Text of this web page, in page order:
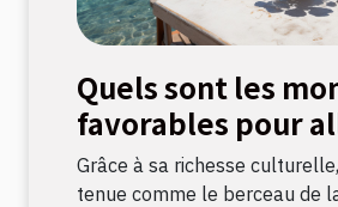
Quels sont les
favorables pour
Grèce ?
Grâce à sa richesse
tenue comme le berceau de